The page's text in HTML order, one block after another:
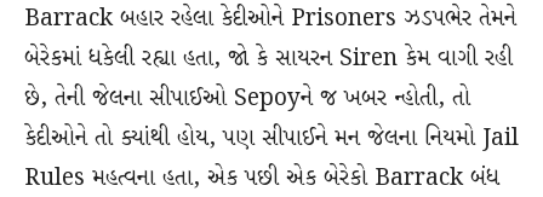
Barrack બહાર રહેલા કેદીઓને Prisoners ઝડપભેર તેમને
બેરેકમાં ધકેલી રહ્યા હતા, જો કે સાયરન Siren કેમ વાગી રહી
છે, તેની જેલના સીપાઈઓ Sepoyને જ ખબર ન્હોતી, તો
કેદીઓને તો ક્યાંથી હોય, પણ સીપાઈને મન જેલના નિયમો Jail
Rules મહત્વના હતા, એક પછી એક બેરેકો Barrack બંધ